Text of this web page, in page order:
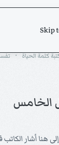
Skip
كلمة الحياة
الخامس
هنا أشار